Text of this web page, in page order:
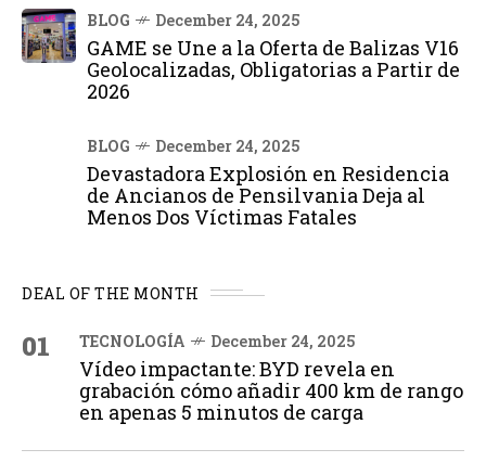
BLOG December 24, 2025
GAME se Une a la Oferta de Balizas V16
Geolocalizadas, Obligatorias a Partir de
2026
BLOG December 24, 2025
Devastadora Explosión en Residencia
de Ancianos de Pensilvania Deja al
Menos Dos Víctimas Fatales
DEAL OF THE MONTH
01 TECNOLOGÍA December 24, 2025
Vídeo impactante: BYD revela en
grabación cómo añadir 400 km de rango
en apenas 5 minutos de carga